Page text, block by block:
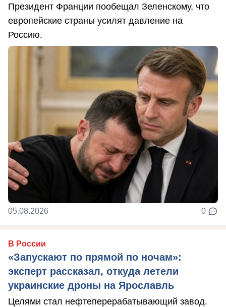
Президент Франции пообещал Зеленскому, что
европейские страны усилят давление на
Россию.
05.08.2026 0
В России
«Запускают по прямой по ночам»:
эксперт рассказал, откуда летели
украинские дроны на Ярославль
Целями стал нефтеперерабатывающий завод.